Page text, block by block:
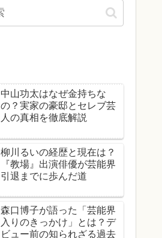
中山功太はなぜ金持ちな
の？実家の豪邸とセレブ芸
人の真相を徹底解説
柳川るいの経歴と現在は？
『教場』出演俳優が芸能界
引退までに歩んだ道
森口博子が語った「芸能界
入りのきっかけ」とは？デ
ビュー前の知られざる過去